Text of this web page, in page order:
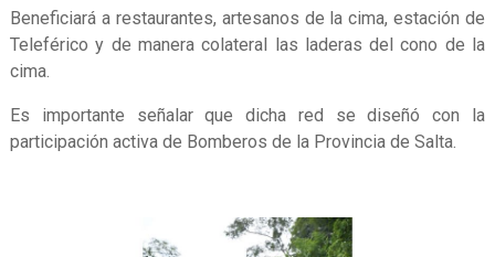
Beneficiará a restaurantes, artesanos de la cima, estación de
Teleférico y de manera colateral las laderas del cono de la
cima.
Es importante señalar que dicha red se diseñó con la
participación activa de Bomberos de la Provincia de Salta.